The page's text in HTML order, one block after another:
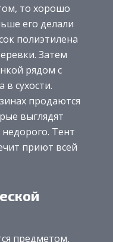
то хорошо
его делали
полиэтилена
Затем
рядом с
в сухости.
продаются
выглядят
Тент
приют всей
предметом,